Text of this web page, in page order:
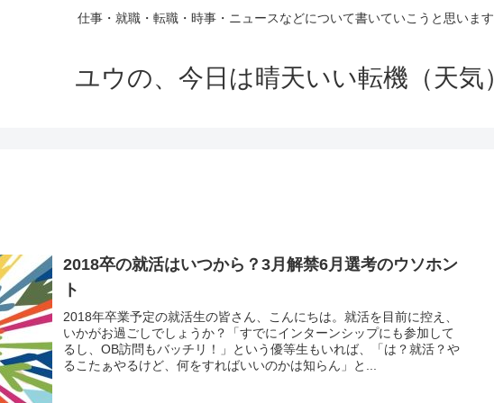
仕事・就職・転職・時事・ニュースなどについて書いていこうと思いま
ユウの、今日は晴天いい転機（天気
2018卒の就活はいつから？3月解禁6月選考のウソホン
ト
2018年卒業予定の就活生の皆さん、こんにちは。就活を目前に控え、
いかがお過ごしでしょうか？「すでにインターンシップにも参加して
るし、OB訪問もバッチリ！」という優等生もいれば、「は？就活？や
るこたぁやるけど、何をすればいいのかは知らん」と...